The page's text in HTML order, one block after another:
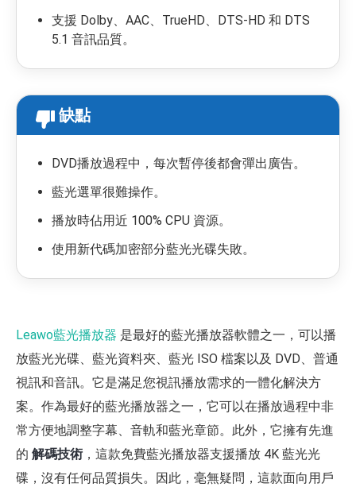
支援 Dolby、AAC、TrueHD、DTS-HD 和 DTS
5.1 音訊品質。
缺點
DVD播放過程中，每次暫停後都會彈出廣告。
藍光選單很難操作。
播放時佔用近 100% CPU 資源。
使用新代碼加密部分藍光光碟失敗。
Leawo藍光播放器 是最好的藍光播放器軟體之一，可以播
放藍光光碟、藍光資料夾、藍光 ISO 檔案以及 DVD、普通
視訊和音訊。它是滿足您視訊播放需求的一體化解決方
案。作為最好的藍光播放器之一，它可以在播放過程中非
常方便地調整字幕、音軌和藍光章節。此外，它擁有先進
的 解碼技術 ，這款免費藍光播放器支援播放 4K 藍光光
碟，沒有任何品質損失。因此，毫無疑問，這款面向用戶